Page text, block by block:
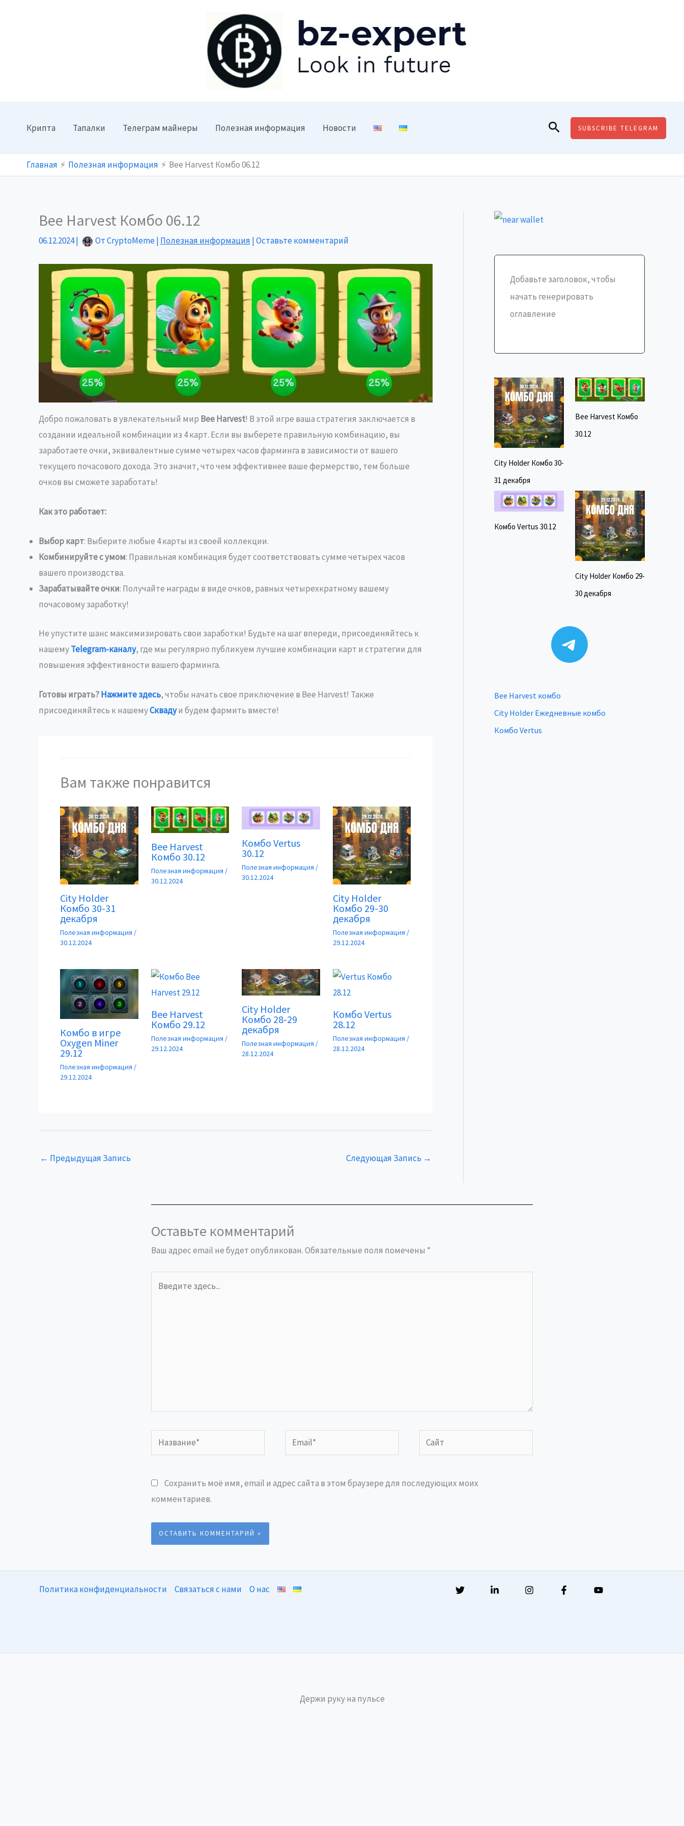
Крипта Тапалки Телеграм майнеры Полезная информация Новости ПоискSUBSCRIBE TELEGRAM
Главная Полезная информация Bee Harvest Комбо 06.12
Bee Harvest Комбо 06.12
06.12.2024| ОтCryptoMeme| Полезная информация |Оставьте комментарий
Добро пожаловать в увлекательный мир Bee Harvest! В этой игре ваша стратегия заключается в
создании идеальной комбинации из 4 карт. Если вы выберете правильную комбинацию, вы
заработаете очки, эквивалентные сумме четырех часов фарминга в зависимости от вашего
текущего почасового дохода. Это значит, что чем эффективнее ваше фермерство, тем больше
очков вы сможете заработать!
Как это работает:
Выбор карт: Выберите любые 4 карты из своей коллекции.
Комбинируйте с умом: Правильная комбинация будет соответствовать сумме четырех часов
вашего производства.
Зарабатывайте очки: Получайте награды в виде очков, равных четырехкратному вашему
почасовому заработку!
Не упустите шанс максимизировать свои заработки! Будьте на шаг впереди, присоединяйтесь к
нашемуTelegram-каналу, где мы регулярно публикуем лучшие комбинации карт и стратегии для
повышения эффективности вашего фарминга.
Готовы играть? Нажмите здесь, чтобы начать свое приключение в Bee Harvest! Также
присоединяйтесь к нашемуСквадуи будем фармить вместе!
Вам также понравится
City Holder
Комбо 30-31
декабря
Полезная информация /
30.12.2024
Bee Harvest
Комбо 30.12
Полезная информация /
30.12.2024
Комбо Vertus
30.12
Полезная информация /
30.12.2024
City Holder
Комбо 29-30
декабря
Полезная информация /
29.12.2024
Комбо в игре
Oxygen Miner
29.12
Полезная информация /
29.12.2024
Bee Harvest
Комбо 29.12
Полезная информация /
29.12.2024
City Holder
Комбо 28-29
декабря
Полезная информация /
28.12.2024
Комбо Vertus
28.12
Полезная информация /
28.12.2024
← Предыдущая Запись Следующая Запись →
Добавьте заголовок, чтобы
начать генерировать
оглавление
City Holder Комбо 30-
31 декабря
Bee Harvest Комбо
30.12
Комбо Vertus 30.12
City Holder Комбо 29-
30 декабря
Telegram
Bee Harvest комбо
City Holder Ежедневные комбо
Комбо Vertus
Оставьте комментарий
Ваш адрес email не будет опубликован.Обязательные поля помечены *
здесь...
Название* Email* Сайт
Сохранить моё имя, email и адрес сайта в этом браузере для последующих моих
комментариев.
Политика конфиденциальности Связаться с нами О нас
Держи руку на пульсе